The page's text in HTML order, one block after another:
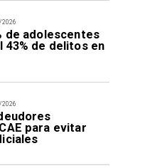
2026
de adolescentes
43% de delitos en
2026
para evitar